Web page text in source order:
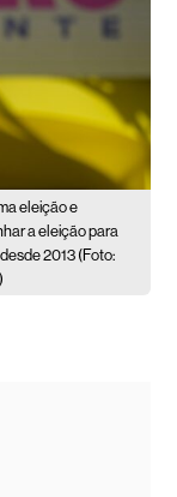
eleição e
a eleição para
2013 (Foto: